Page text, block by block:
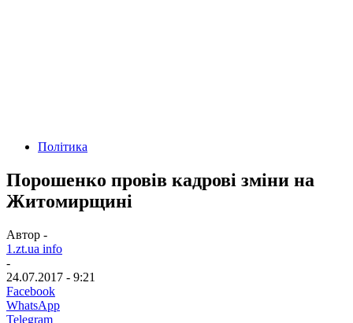
Політика
Порошенко провів кадрові зміни на
Житомирщині
Автор -
1.zt.ua info
-
24.07.2017 - 9:21
Facebook
WhatsApp
Telegram